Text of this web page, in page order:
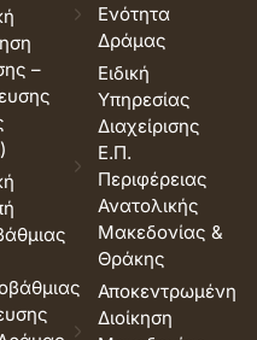
–
Ενότητα
Δράμας
Ειδική
Υπηρεσίας
Διαχείρισης
Ε.Π.
Περιφέρειας
Ανατολικής
Μακεδονίας &
Θράκης
Αποκεντρωμένη
Διοίκηση